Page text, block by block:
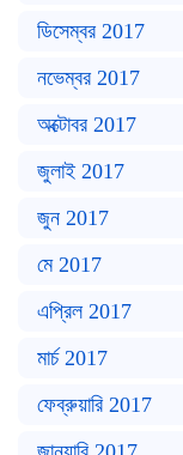
ডিসেম্বর 2017
নভেম্বর 2017
অক্টোবর 2017
জুলাই 2017
জুন 2017
মে 2017
এপ্রিল 2017
মার্চ 2017
ফেব্রুয়ারি 2017